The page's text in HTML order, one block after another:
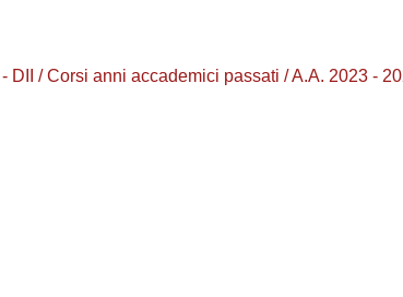
/ Corsi anni accademici passati / A.A. 2023 -